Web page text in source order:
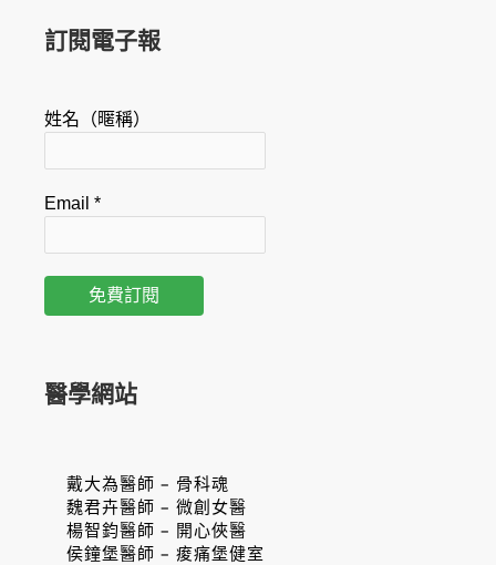
k
訂閱電子報
姓名（暱稱）
Email *
醫學網站
戴大為醫師 – 骨科魂
魏君卉醫師 – 微創女醫
楊智鈞醫師 – 開心俠醫
侯鐘堡醫師 – 痠痛堡健室